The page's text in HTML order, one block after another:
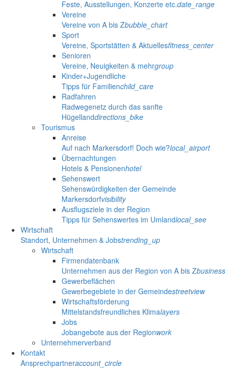
Feste, Ausstellungen, Konzerte etc.date_range
Vereine
Vereine von A bis Zbubble_chart
Sport
Vereine, Sportstätten & Aktuellesfitness_center
Senioren
Vereine, Neuigkeiten & mehrgroup
Kinder+Jugendliche
Tipps für Familienchild_care
Radfahren
Radwegenetz durch das sanfte
Hügellanddirections_bike
Tourismus
Anreise
Auf nach Markersdorf! Doch wie?local_airport
Übernachtungen
Hotels & Pensionenhotel
Sehenswert
Sehenswürdigkeiten der Gemeinde
Markersdorfvisibility
Ausflugsziele in der Region
Tipps für Sehenswertes im Umlandlocal_see
Wirtschaft
Standort, Unternehmen & Jobstrending_up
Wirtschaft
Firmendatenbank
Unternehmen aus der Region von A bis Zbusiness
Gewerbeflächen
Gewerbegebiete in der Gemeindestreetview
Wirtschaftsförderung
Mittelstandsfreundliches Klimalayers
Jobs
Jobangebote aus der Regionwork
Unternehmerverband
Kontakt
Ansprechpartneraccount_circle